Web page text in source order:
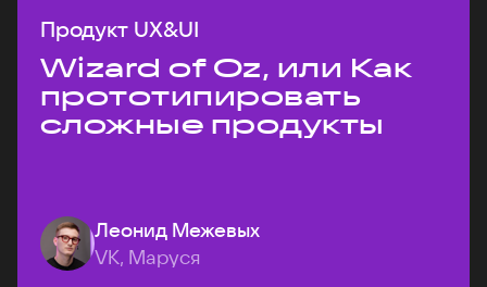
Продукт UX&UI
Wizard of Oz, или Как
прототипировать
сложные продукты
Леонид Межевых
VK, Маруся